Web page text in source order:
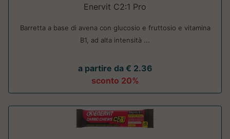
Enervit C2:1 Pro
Barretta a base di avena con glucosio e fruttosio e vitamina
B1, ad alta intensità ...
a partire da € 2.36
sconto 20%